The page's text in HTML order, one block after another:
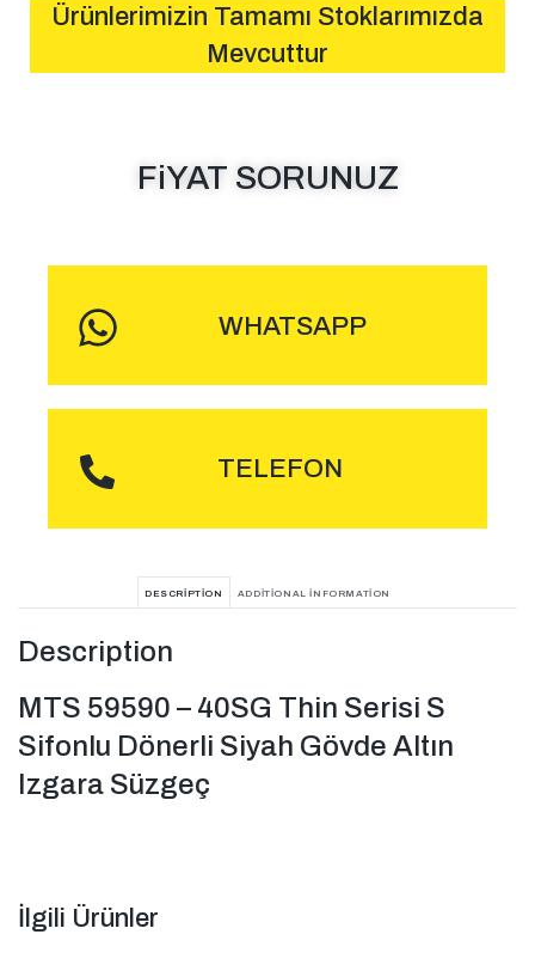
Ürünlerimizin Tamamı Stoklarımızda
Mevcuttur
FiYAT SORUNUZ
WHATSAPP
TELEFON
DESCRIPTION ADDITIONAL INFORMATION
Description
MTS 59590 – 40SG Thin Serisi S
Sifonlu Dönerli Siyah Gövde Altın
Izgara Süzgeç
İlgili Ürünler